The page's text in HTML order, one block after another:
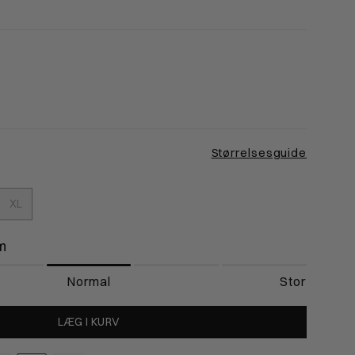
Størrelsesguide
XL
Normal Stor
LÆG I KURV